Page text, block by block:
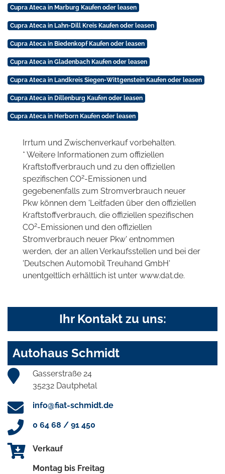
Cupra Ateca in Marburg Kaufen oder leasen
Cupra Ateca in Lahn-Dill Kreis Kaufen oder leasen
Cupra Ateca in Biedenkopf Kaufen oder leasen
Cupra Ateca in Gladenbach Kaufen oder leasen
Cupra Ateca in Landkreis Siegen-Wittgenstein Kaufen oder leasen
Cupra Ateca in Dillenburg Kaufen oder leasen
Cupra Ateca in Herborn Kaufen oder leasen
Irrtum und Zwischenverkauf vorbehalten.
* Weitere Informationen zum offiziellen
Kraftstoffverbrauch und zu den offiziellen
spezifischen CO2-Emissionen und
gegebenenfalls zum Stromverbrauch neuer
Pkw können dem 'Leitfaden über den offiziellen
Kraftstoffverbrauch, die offiziellen spezifischen
CO2-Emissionen und den offiziellen
Stromverbrauch neuer Pkw' entnommen
werden, der an allen Verkaufsstellen und bei der
'Deutschen Automobil Treuhand GmbH'
unentgeltlich erhältlich ist unter www.dat.de.
Ihr Kontakt zu uns:
Autohaus Schmidt
Gasserstraße 24
35232 Dautphetal
info@fiat-schmidt.de
0 64 68 / 91 450
Verkauf
Montag bis Freitag